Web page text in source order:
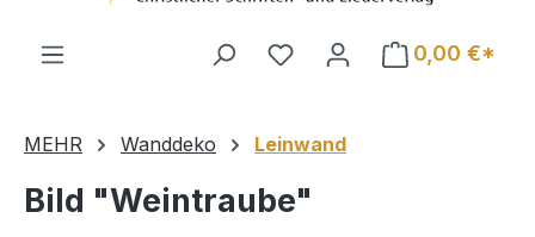
0,00 €*
MEHR Wanddeko Leinwand
Bild "Weintraube"